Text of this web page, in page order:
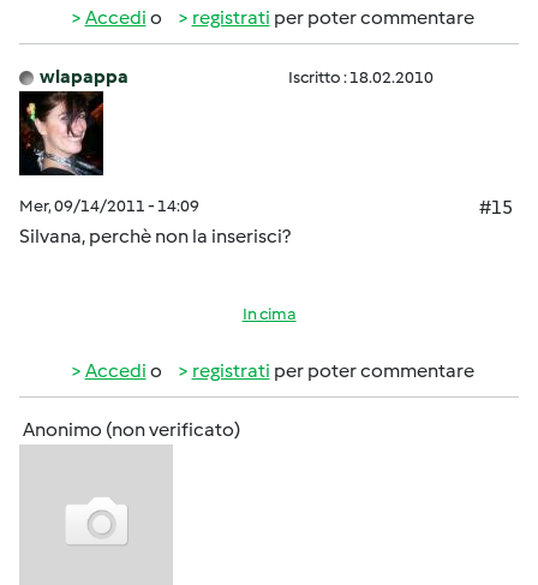
Accedi o registrati per poter commentare
wlapappa Iscritto : 18.02.2010
Mer, 09/14/2011 - 14:09
#15
Silvana, perchè non la inserisci?
In cima
Accedi o registrati per poter commentare
Anonimo (non verificato)